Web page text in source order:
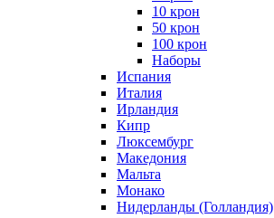
10 крон
50 крон
100 крон
Наборы
Испания
Италия
Ирландия
Кипр
Люксембург
Македония
Мальта
Монако
Нидерланды (Голландия)